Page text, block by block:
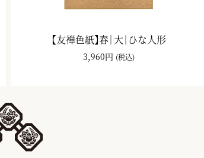
【友禅色紙】春｜大｜ひな人形
3,960円 (税込)